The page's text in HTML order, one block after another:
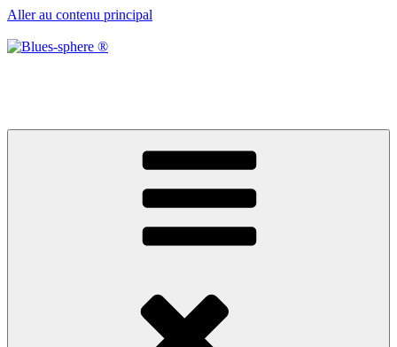
Aller au contenu principal